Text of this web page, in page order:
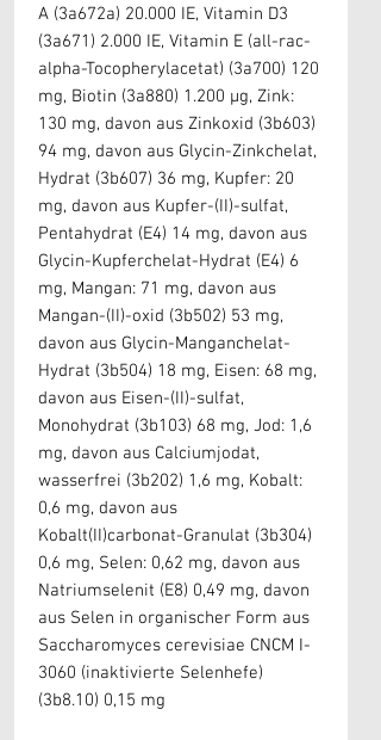
A (3a672a) 20.000 IE, Vitamin D3
(3a671) 2.000 IE, Vitamin E (all-rac-
alpha-Tocopherylacetat) (3a700) 120
mg, Biotin (3a880) 1.200 µg, Zink:
130 mg, davon aus Zinkoxid (3b603)
94 mg, davon aus Glycin-Zinkchelat,
Hydrat (3b607) 36 mg, Kupfer: 20
mg, davon aus Kupfer-(II)-sulfat,
Pentahydrat (E4) 14 mg, davon aus
Glycin-Kupferchelat-Hydrat (E4) 6
mg, Mangan: 71 mg, davon aus
Mangan-(II)-oxid (3b502) 53 mg,
davon aus Glycin-Manganchelat-
Hydrat (3b504) 18 mg, Eisen: 68 mg,
davon aus Eisen-(II)-sulfat,
Monohydrat (3b103) 68 mg, Jod: 1,6
mg, davon aus Calciumjodat,
wasserfrei (3b202) 1,6 mg, Kobalt:
0,6 mg, davon aus
Kobalt(II)carbonat-Granulat (3b304)
0,6 mg, Selen: 0,62 mg, davon aus
Natriumselenit (E8) 0,49 mg, davon
aus Selen in organischer Form aus
Saccharomyces cerevisiae CNCM I-
3060 (inaktivierte Selenhefe)
(3b8.10) 0,15 mg